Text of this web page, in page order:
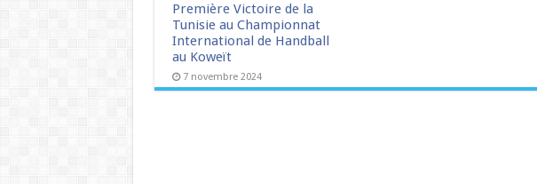
Première Victoire de la
Tunisie au Championnat
International de Handball
au Koweït
7 novembre 2024